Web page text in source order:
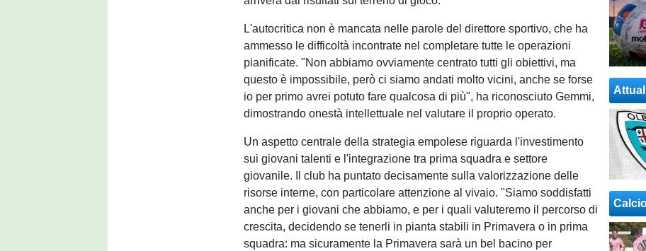
L'autocritica non è mancata nelle parole del direttore sportivo, che ha
ammesso le difficoltà incontrate nel completare tutte le operazioni
pianificate. "Non abbiamo ovviamente centrato tutti gli obiettivi, ma
questo è impossibile, però ci siamo andati molto vicini, anche se forse
io per primo avrei potuto fare qualcosa di più", ha riconosciuto Gemmi,
dimostrando onestà intellettuale nel valutare il proprio operato.
Un aspetto centrale della strategia empolese riguarda l'investimento
sui giovani talenti e l'integrazione tra prima squadra e settore
giovanile. Il club ha puntato decisamente sulla valorizzazione delle
risorse interne, con particolare attenzione al vivaio. "Siamo soddisfatti
anche per i giovani che abbiamo, e per i quali valuteremo il percorso di
crescita, decidendo se tenerli in pianta stabili in Primavera o in prima
squadra: ma sicuramente la Primavera sarà un bel bacino per